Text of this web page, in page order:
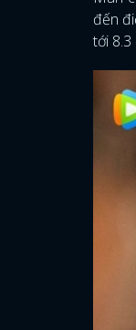
đến
tới